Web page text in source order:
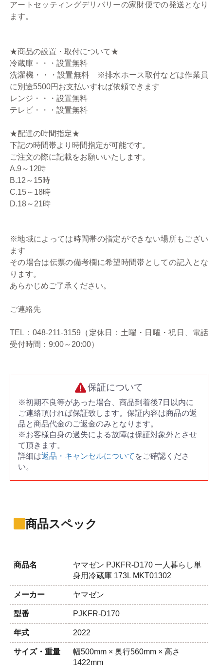
アートセッティングデリバリーの家財便での発送となり
ます。
★商品の設置・取付について★
冷蔵庫・・・設置無料
洗濯機・・・設置無料 ※排水ホース取付などは作業員
に別途5500円お支払いすれば依頼できます
レンジ・・・設置無料
テレビ・・・設置無料
★配達の時間指定★
下記の時間帯より時間指定が可能です。
ご注文の際に記載をお願いいたします。
A.9～12時
B.12～15時
C.15～18時
D.18～21時
※地域によっては時間帯の指定ができない場所もござい
ます
その場合は伝票の備考欄に希望時間帯としての記入とな
ります。
あらかじめご了承ください。
ご連絡先
TEL：048-211-3159（定休日：土曜・日曜・祝日、電話
受付時間：9:00～20:00）
保証について
※初期不良等があった場合、商品到着後7日以内に
ご連絡頂ければ保証致します。保証内容は商品の返
品と商品代金のご返金のみとなります。
※お客様自身の過失による故障は保証対象外とさせ
て頂きます。
詳細は返品・キャンセルについて をご確認くださ
い。
商品スペック
商品名
ヤマゼン PJKFR-D170 一人暮らし単
身用冷蔵庫 173L MKT01302
メーカー ヤマゼン
型番 PJKFR-D170
年式 2022
サイズ・重量
幅500mm × 奥行560mm × 高さ
1422mm